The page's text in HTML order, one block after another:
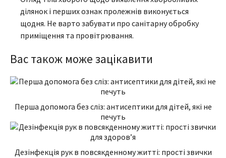
ділянок і перших ознак пролежнів виконується
щодня. Не варто забувати про санітарну обробку
приміщення та провітрювання.
Вас також може зацікавити
Перша допомога без сліз: антисептики для дітей, які не
печуть
Дезінфекція рук в повсякденному житті: прості звички